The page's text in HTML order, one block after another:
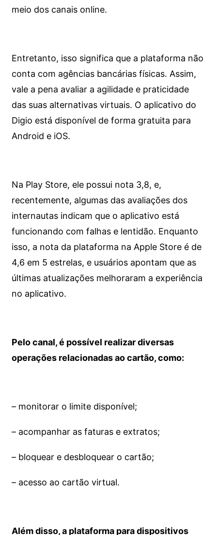
meio dos canais online.
Entretanto, isso significa que a plataforma não
conta com agências bancárias físicas. Assim,
vale a pena avaliar a agilidade e praticidade
das suas alternativas virtuais. O aplicativo do
Digio está disponível de forma gratuita para
Android e iOS.
Na Play Store, ele possui nota 3,8, e,
recentemente, algumas das avaliações dos
internautas indicam que o aplicativo está
funcionando com falhas e lentidão. Enquanto
isso, a nota da plataforma na Apple Store é de
4,6 em 5 estrelas, e usuários apontam que as
últimas atualizações melhoraram a experiência
no aplicativo.
Pelo canal, é possível realizar diversas
operações relacionadas ao cartão, como:
– monitorar o limite disponível;
– acompanhar as faturas e extratos;
– bloquear e desbloquear o cartão;
– acesso ao cartão virtual.
Além disso, a plataforma para dispositivos